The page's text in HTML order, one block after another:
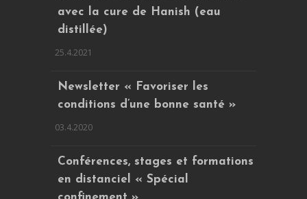
avec la cure de Hanish (eau
distillée)
25.4.2021
Newsletter « Favoriser les
conditions d’une bonne santé »
03.4.2020
Conférences, stages et formations
en distanciel « Spécial